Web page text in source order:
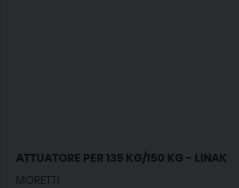
ATTUATORE PER 135 KG/150 KG - LINAK
MORETTI